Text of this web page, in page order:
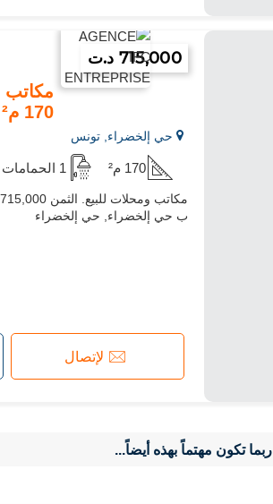
715,000 د.ت
مكاتب
170 م²
حي إلخضراء, تونس
170 م² 1 الحمامات
ب حي إلخضراء, حي إلخضراء
لإتصال
ربما تكون مهتماً بهذه أيضاً...